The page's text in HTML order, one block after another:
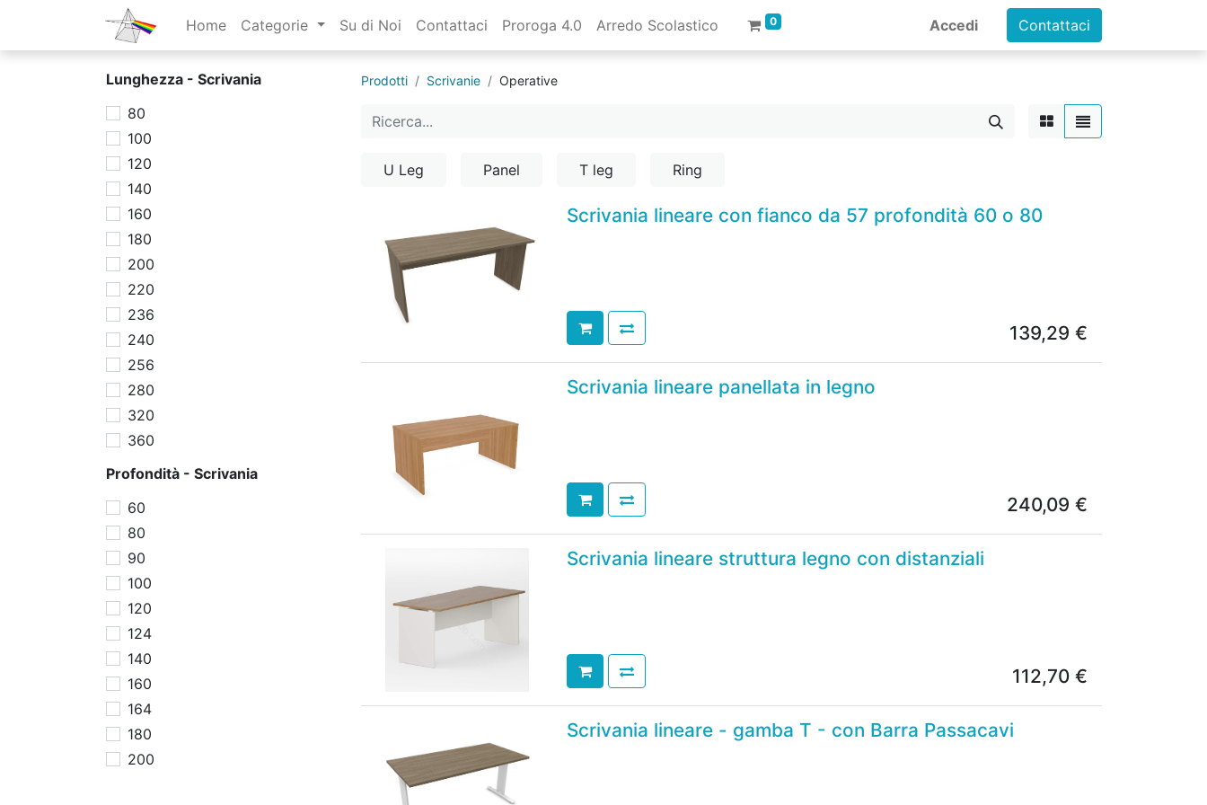
Home Categorie Su di Noi Contattaci Proroga 4.0 Arredo Scolastico 0 Accedi Contattaci
Lunghezza - Scrivania
80
100
120
140
160
180
200
220
236
240
256
280
320
360
Profondità - Scrivania
60
80
90
100
120
124
140
160
164
180
200
Prodotti Scrivanie Operative
U Leg Panel T leg Ring
Scrivania lineare con fianco da 57 profondità 60 o 80
139,29 €
Scrivania lineare panellata in legno
240,09 €
Scrivania lineare struttura legno con distanziali
112,70 €
Scrivania lineare - gamba T - con Barra Passacavi